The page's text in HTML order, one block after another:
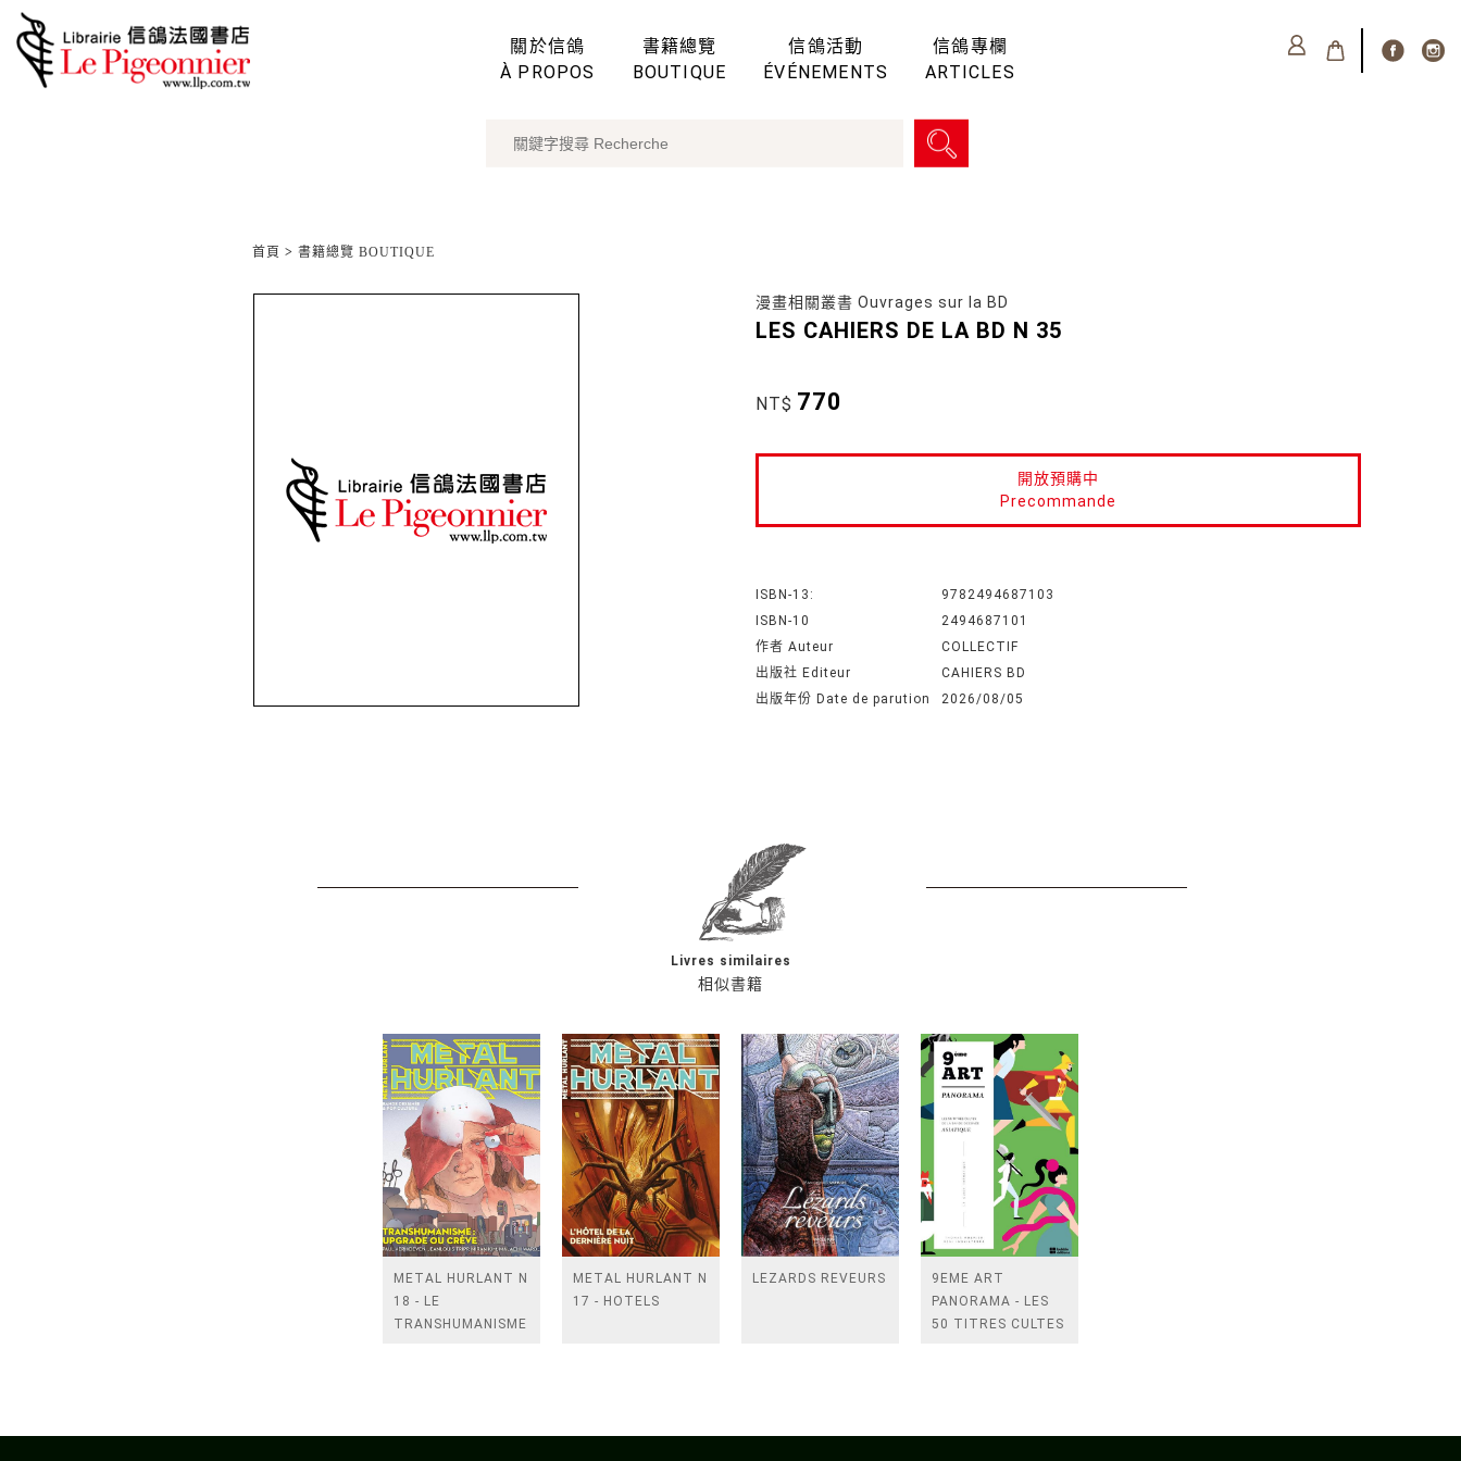
關於信鴿
À PROPOS
書籍總覽
BOUTIQUE
信鴿活動
ÉVÉNEMENTS
信鴿專欄
ARTICLES
首頁 > 書籍總覽 BOUTIQUE
漫畫相關叢書 Ouvrages sur la BD
LES CAHIERS DE LA BD N 35
NT$ 770
開放預購中
Precommande
ISBN-13:
9782494687103
ISBN-10
2494687101
作者 Auteur
COLLECTIF
出版社 Editeur
CAHIERS BD
出版年份 Date de parution
2026/08/05
相似書籍
Livres similaires
METAL HURLANT N
18 - LE
TRANSHUMANISME
METAL HURLANT N
17 - HOTELS
LEZARDS REVEURS
9EME ART
PANORAMA - LES
50 TITRES CULTES